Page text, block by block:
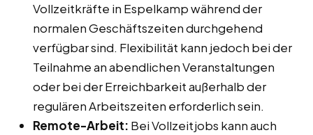
Vollzeitkräfte in Espelkamp während der
normalen Geschäftszeiten durchgehend
verfügbar sind. Flexibilität kann jedoch bei der
Teilnahme an abendlichen Veranstaltungen
oder bei der Erreichbarkeit außerhalb der
regulären Arbeitszeiten erforderlich sein.
Remote-Arbeit: Bei Vollzeitjobs kann auch